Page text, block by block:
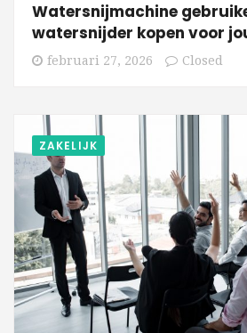
Watersnijmachine
watersnijder kopen voor
februari 27, 2026 Closed
ZAKELIJK